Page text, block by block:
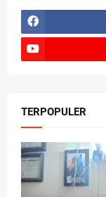
TERPOPULER